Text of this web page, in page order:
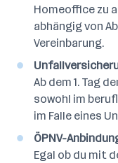
Homeoffice zu
abhängig von
Vereinbarung.
Ab dem 1. Tag
sowohl im
im Falle eines
ÖPNV-
Egal ob du mit